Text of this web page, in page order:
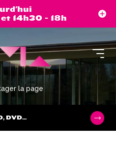
14h30 - 18h
DVD...
la page